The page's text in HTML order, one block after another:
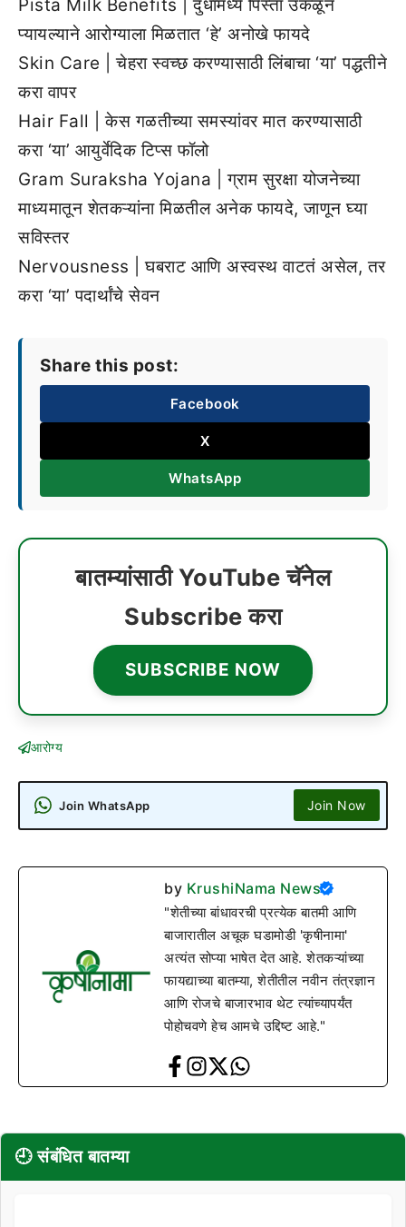
Pista Milk Benefits | दुधामध्ये पिस्ता उकळून
प्यायल्याने आरोग्याला मिळतात ‘हे’ अनोखे फायदे
Skin Care | चेहरा स्वच्छ करण्यासाठी लिंबाचा ‘या’ पद्धतीने
करा वापर
Hair Fall | केस गळतीच्या समस्यांवर मात करण्यासाठी
करा ‘या’ आयुर्वेदिक टिप्स फॉलो
Gram Suraksha Yojana | ग्राम सुरक्षा योजनेच्या
माध्यमातून शेतकऱ्यांना मिळतील अनेक फायदे, जाणून घ्या
सविस्तर
Nervousness | घबराट आणि अस्वस्थ वाटतं असेल, तर
करा ‘या’ पदार्थांचे सेवन
Share this post:
Facebook
X
WhatsApp
बातम्यांसाठी YouTube चॅनेल
Subscribe करा
SUBSCRIBE NOW
आरोग्य
Join WhatsApp Join Now
by KrushiNama News
"शेतीच्या बांधावरची प्रत्येक बातमी आणि
बाजारातील अचूक घडामोडी 'कृषीनामा'
अत्यंत सोप्या भाषेत देत आहे. शेतकऱ्यांच्या
फायद्याच्या बातम्या, शेतीतील नवीन तंत्रज्ञान
आणि रोजचे बाजारभाव थेट त्यांच्यापर्यंत
पोहोचवणे हेच आमचे उद्दिष्ट आहे."
🕘 संबंधित बातम्या